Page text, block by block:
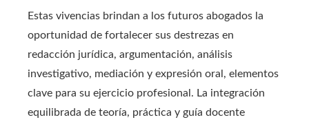
Estas vivencias brindan a los futuros abogados la
oportunidad de fortalecer sus destrezas en
redacción jurídica, argumentación, análisis
investigativo, mediación y expresión oral, elementos
clave para su ejercicio profesional. La integración
equilibrada de teoría, práctica y guía docente